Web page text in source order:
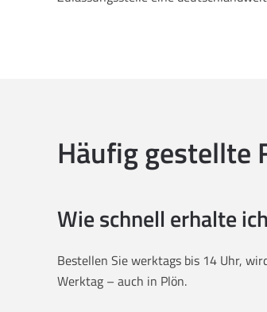
Häufig gestellte
Wie schnell erhalte
Bestellen Sie werktags bis 14 Uhr,
Werktag – auch in Plön.